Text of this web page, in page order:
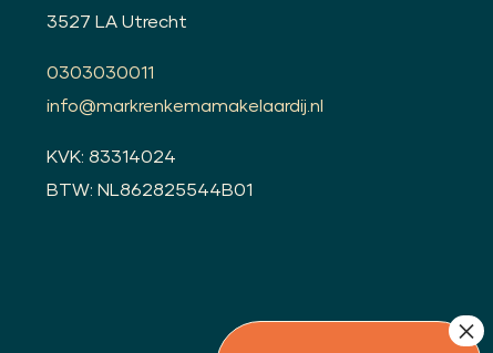
3527 LA Utrecht
0303030011
info@markrenkemamakelaardij.nl
KVK: 83314024
BTW: NL862825544B01